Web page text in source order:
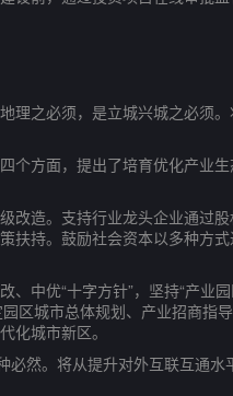
之必须，是立城兴城之必须。
方面，提出了培育优化产业生
造。支持行业龙头企业通过股
扶持。鼓励社会资本以多种方
中优“十字方针”，坚持“产业
区城市总体规划、产业招商指
化城市新区。
然。将从提升对外互联互通水